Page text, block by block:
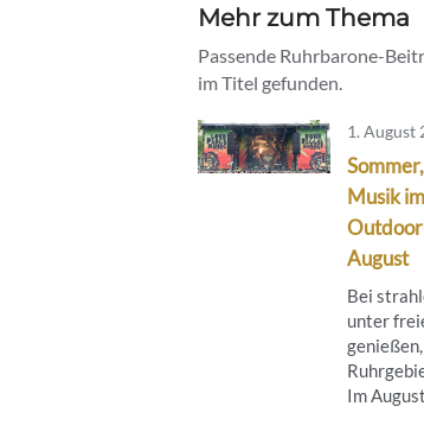
Mehr zum Thema
Passende Ruhrbarone-
im Titel gefunden.
1. August
Musik
August
Bei
unter
Im